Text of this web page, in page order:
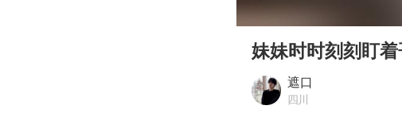
浙
梁
妹妹时时刻刻盯
遮口
四川